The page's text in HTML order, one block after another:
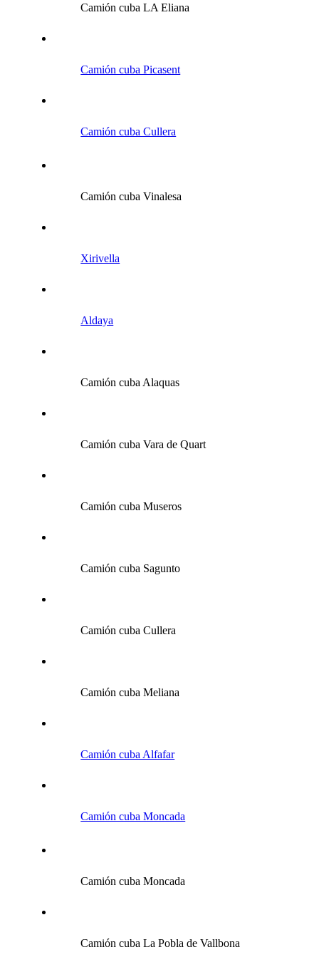
Camión cuba LA Eliana
Camión cuba Picasent
Camión cuba Cullera
Camión cuba Vinalesa
Xirivella
Aldaya
Camión cuba Alaquas
Camión cuba Vara de Quart
Camión cuba Museros
Camión cuba Sagunto
Camión cuba Cullera
Camión cuba Meliana
Camión cuba Alfafar
Camión cuba Moncada
Camión cuba Moncada
Camión cuba La Pobla de Vallbona